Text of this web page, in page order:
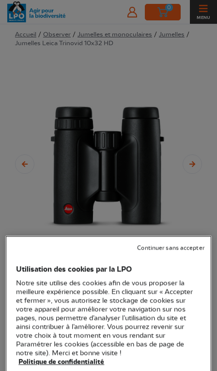
0
MENU
Accueil / Observer / Jumelles et monoculaires / Jumelles /
Jumelles Leica Trinovid 10x32 HD
HD
(Ref.OP0490)
999,00 € EXCLU WEB
Nouvelles Jumelles semi-compactes Trinovid 10x32 HD
Voir plus
Quantité
Utilisation des cookies par la LPO
Notre site utilise des cookies afin de vous proposer la
meilleure expérience possible. En cliquant sur « Accepter
et fermer », vous autorisez le stockage de cookies sur
votre appareil pour améliorer votre navigation sur nos
pages, nous permettre d’analyser l’utilisation du site et
ainsi contribuer à l’améliorer. Vous pourrez revenir sur
votre choix à tout moment en vous rendant sur
Paramétrer les cookies (accessible en bas de page de
notre site). Merci et bonne visite !
Politique de confidentialité
Continuer sans accepter